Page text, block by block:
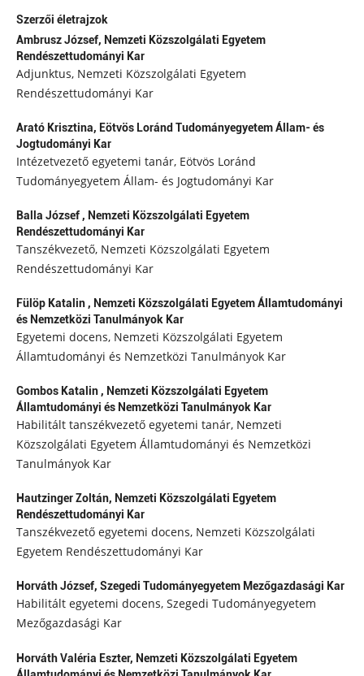
Szerzői életrajzok
Ambrusz József, Nemzeti Közszolgálati Egyetem
Rendészettudományi Kar
Adjunktus, Nemzeti Közszolgálati Egyetem
Rendészettudományi Kar
Arató Krisztina, Eötvös Loránd Tudományegyetem Állam- és
Jogtudományi Kar
Intézetvezető egyetemi tanár, Eötvös Loránd
Tudományegyetem Állam- és Jogtudományi Kar
Balla József , Nemzeti Közszolgálati Egyetem
Rendészettudományi Kar
Tanszékvezető, Nemzeti Közszolgálati Egyetem
Rendészettudományi Kar
Fülöp Katalin , Nemzeti Közszolgálati Egyetem Államtudományi
és Nemzetközi Tanulmányok Kar
Egyetemi docens, Nemzeti Közszolgálati Egyetem
Államtudományi és Nemzetközi Tanulmányok Kar
Gombos Katalin , Nemzeti Közszolgálati Egyetem
Államtudományi és Nemzetközi Tanulmányok Kar
Habilitált tanszékvezető egyetemi tanár, Nemzeti
Közszolgálati Egyetem Államtudományi és Nemzetközi
Tanulmányok Kar
Hautzinger Zoltán, Nemzeti Közszolgálati Egyetem
Rendészettudományi Kar
Tanszékvezető egyetemi docens, Nemzeti Közszolgálati
Egyetem Rendészettudományi Kar
Horváth József, Szegedi Tudományegyetem Mezőgazdasági Kar
Habilitált egyetemi docens, Szegedi Tudományegyetem
Mezőgazdasági Kar
Horváth Valéria Eszter, Nemzeti Közszolgálati Egyetem